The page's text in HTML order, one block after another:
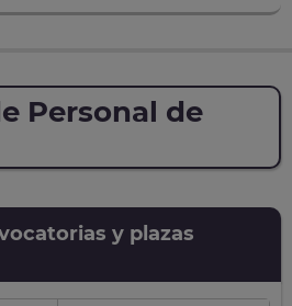
Personal de
y plazas